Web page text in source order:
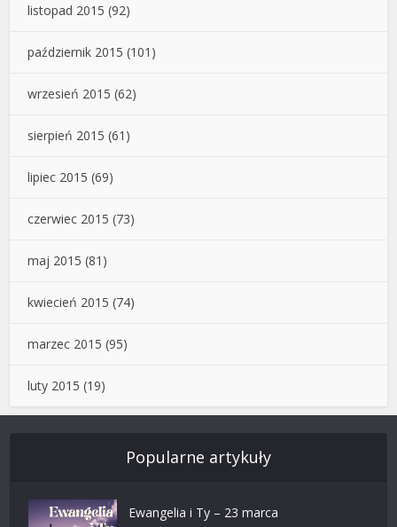
listopad 2015 (92)
październik 2015 (101)
wrzesień 2015 (62)
sierpień 2015 (61)
lipiec 2015 (69)
czerwiec 2015 (73)
maj 2015 (81)
kwiecień 2015 (74)
marzec 2015 (95)
luty 2015 (19)
Popularne artykuły
Ewangelia i Ty – 23 marca